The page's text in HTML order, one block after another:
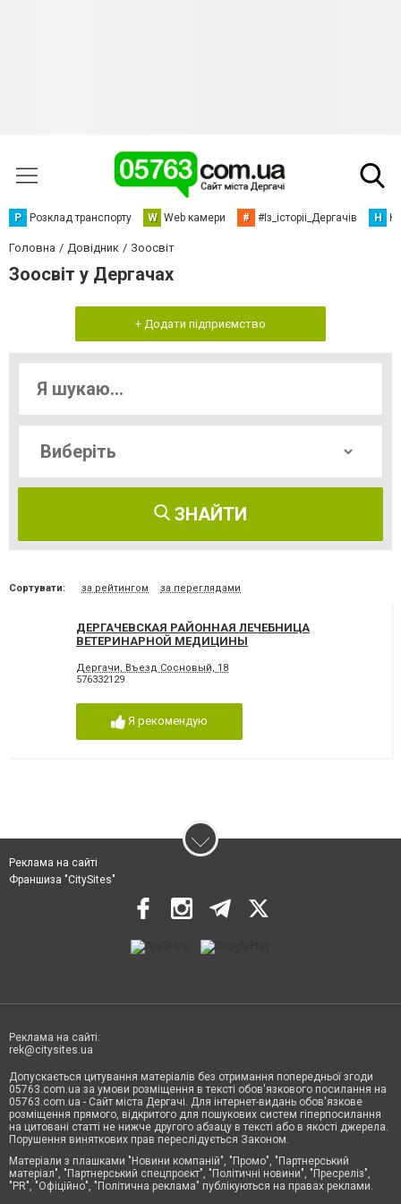
Р Розклад транспорту W Web камери # #Із_історіі_Дергачів Н
Головна Довідник Зоосвіт
Зоосвіт у Дергачах
+ Додати підприємство
ЗНАЙТИ
Сортувати: за рейтингом за переглядами
ДЕРГАЧЕВСКАЯ РАЙОННАЯ ЛЕЧЕБНИЦА
ВЕТЕРИНАРНОЙ МЕДИЦИНЫ
Дергачи, Въезд Сосновый, 18
576332129
Я рекомендую
Реклама на сайті
Франшиза "CitySites"
Реклама на сайті:
rek@citysites.ua
Допускається цитування матеріалів без отримання попередньої згоди
05763.com.ua за умови розміщення в тексті обов'язкового посилання на
05763.com.ua - Сайт міста Дергачі. Для інтернет-видань обов'язкове
розміщення прямого, відкритого для пошукових систем гіперпосилання
на цитовані статті не нижче другого абзацу в тексті або в якості джерела.
Порушення виняткових прав переслідується Законом.
Матеріали з плашками "Новини компаній", "Промо", "Партнерський
матеріал", "Партнерський спецпроєкт", "Політичні новини", "Пресреліз",
"PR", "Офіційно", "Політична реклама" публікуються на правах реклами.